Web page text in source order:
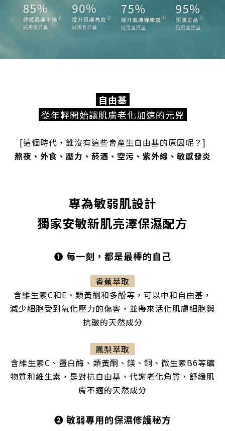
自由基
從年輕開始讓肌膚老化加速的元兇
[這個時代，誰沒有這些會產生自由基的原因呢？]
熬夜、外食、壓力、菸酒、空污、紫外線、敏感發炎
專為敏弱肌設計
獨家安敏新肌亮澤保濕配方
❶ 每一刻，都是最棒的自己
香蕉萃取
含維生素C和E、類黃酮和多酚等，可以中和自由基，
減少細胞受到氧化壓力的傷害，並帶來活化肌膚細胞與
抗皺的天然成分
鳳梨萃取
含維生素C、蛋白酶、類黃酮、鎂、銅、微生素B6等礦
物質和維生素，是對抗自由基、代謝老化角質，舒緩肌
膚不適的天然成分
❷ 敏弱專用的保濕修護秘方